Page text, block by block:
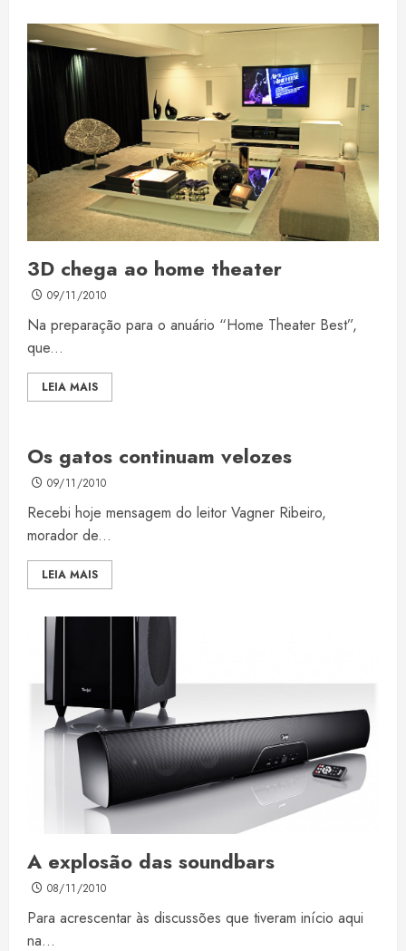
3D chega ao home theater
09/11/2010
Na preparação para o anuário “Home Theater Best”,
que...
LEIA MAIS
Os gatos continuam velozes
09/11/2010
Recebi hoje mensagem do leitor Vagner Ribeiro,
morador de...
LEIA MAIS
A explosão das soundbars
08/11/2010
Para acrescentar às discussões que tiveram início aqui
na...